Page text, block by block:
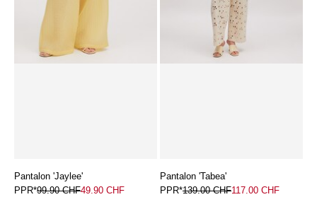
Pantalon 'Jaylee'
PPR*99.90 CHF49.90 CHF
Pantalon 'Tabea'
PPR*139.00 CHF117.00 CHF